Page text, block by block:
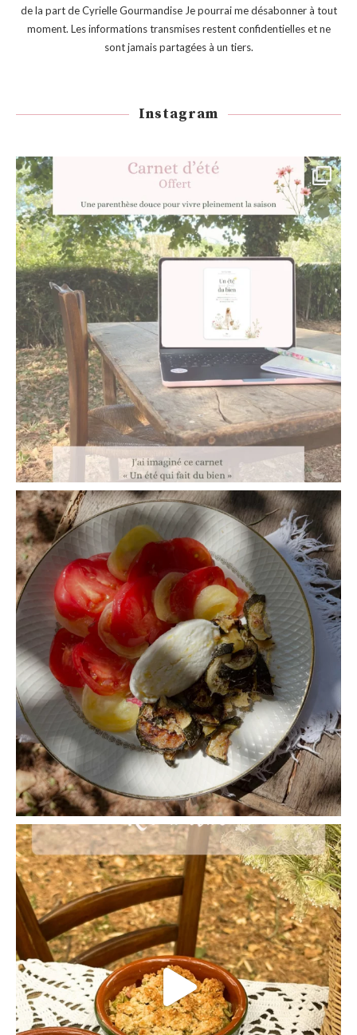
de la part de Cyrielle Gourmandise Je pourrai me désabonner à tout
moment. Les informations transmises restent confidentielles et ne
sont jamais partagées à un tiers.
Instagram